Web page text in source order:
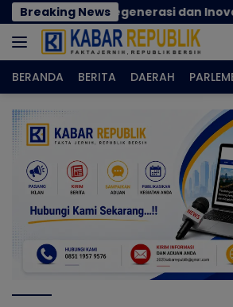
Langsung
ke
konten
Breaking News
Perkuat Regenerasi dan Inovasi
BERANDA BERITA DAERAH